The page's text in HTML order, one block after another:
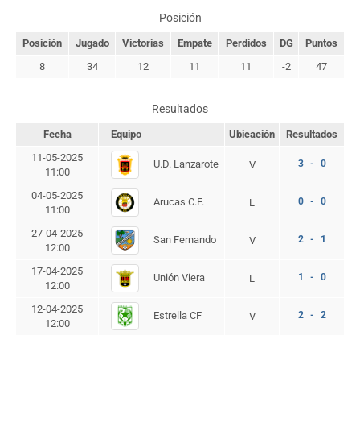
Posición
Posición Jugado Victorias Empate Perdidos DG
Puntos
8
34 12 11 11 -2 47
Resultados
Fecha Equipo Ubicación
Resultados
11-05-2025
11:00
U.D. Lanzarote V 3 - 0
04-05-2025
11:00
Arucas C.F. L 0 - 0
27-04-2025
12:00
San Fernando V 2 - 1
17-04-2025
12:00
Unión Viera L 1 - 0
12-04-2025
12:00
Estrella CF V 2 - 2